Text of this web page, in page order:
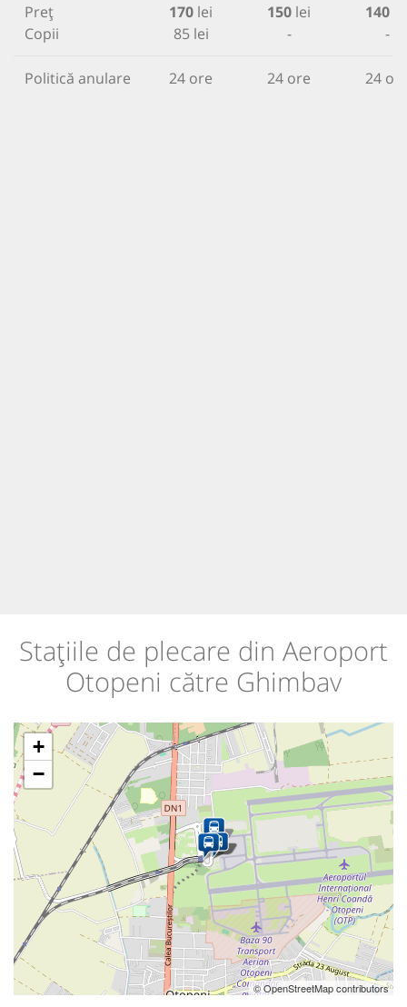
Preț
Copii
170 lei
85 lei
150 lei
-
140
-
Politică anulare 24 ore 24 ore 24
Stațiile de plecare din Aeroport
Otopeni către Ghimbav
+
−
© OpenStreetMap contributors